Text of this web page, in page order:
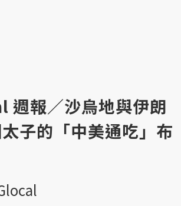
週報／沙烏地與伊朗
子的「中美通吃」布